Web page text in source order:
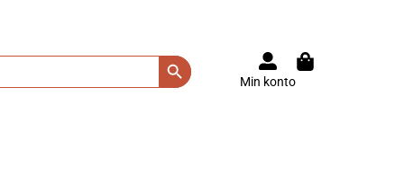
Search Button
Min konto